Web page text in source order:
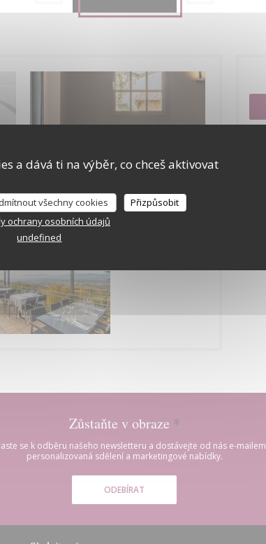
a dává ti na výběr, co chceš aktivovat
všechny cookies
Přizpůsobit
ochrany osobních údajů
undefined
Zůstaňte v obraze *
se k odběru našeho newsletteru a dostávejte od nás e-mailem
personalizovaná sdělení a marketingové nabídky.
ODEBÍRAT